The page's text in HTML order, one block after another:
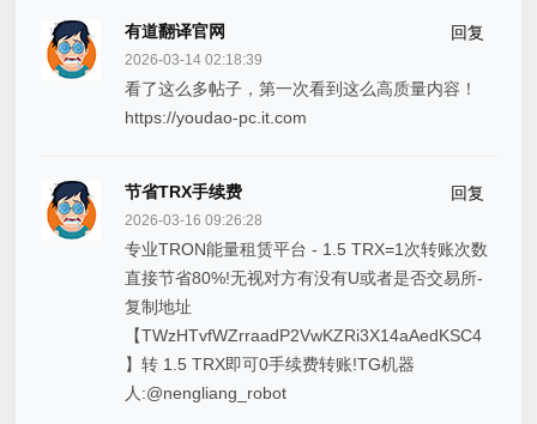
有道翻译官网 回复
2026-03-14 02:18:39
看了这么多帖子，第一次看到这么高质量内容！
https://youdao-pc.it.com
节省TRX手续费 回复
2026-03-16 09:26:28
专业TRON能量租赁平台 - 1.5 TRX=1次转账次数
直接节省80%!无视对方有没有U或者是否交易所-
复制地址
【TWzHTvfWZrraadP2VwKZRi3X14aAedKSC4
】转 1.5 TRX即可0手续费转账!TG机器
人:@nengliang_robot